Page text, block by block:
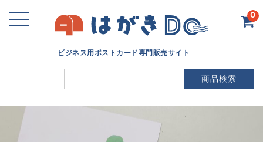
ビジネス用ポストカード専門販売サイト
0